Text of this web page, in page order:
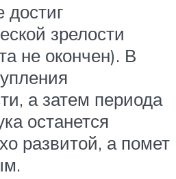
достиг
зрелости
не окончен). В
а затем периода
останется
развитой, а помет